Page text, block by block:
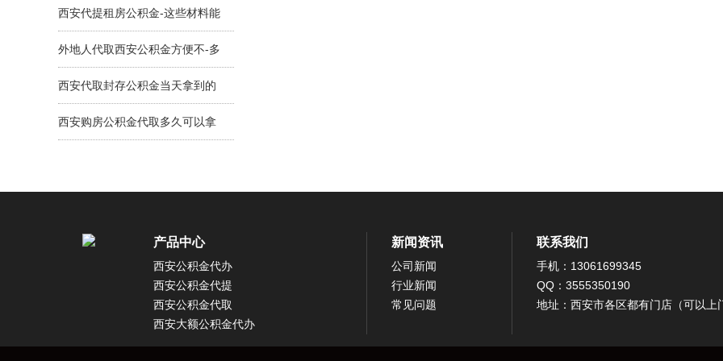
金可办不？
西安代提租房公积金-这些材料能
当天搞成功！
外地人代取西安公积金方便不-多
久拿到手？
西安代取封存公积金当天拿到的
方式有吗？真实情况能当天拿！
西安购房公积金代取多久可以拿
产品中心
西安公积金代办
西安公积金代提
西安公积金代取
西安大额公积金代办
新闻资讯
公司新闻
行业新闻
常见问题
联系我们
手机：13061699345
QQ：3555350190
地址：西安市各区都有门店（可以上